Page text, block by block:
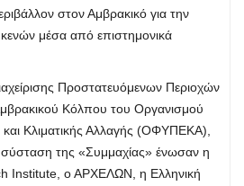
στον Αμβρακικό για την
μέσα από επιστημονικά
Προστατευόμενων Περιοχών
Κόλπου του Οργανισμού
Κλιματικής Αλλαγής (ΟΦΥΠΕΚΑ),
σύσταση της «Συμμαχίας» ένωσαν η
Institute, ο ΑΡΧΕΛΩΝ, η Ελληνική